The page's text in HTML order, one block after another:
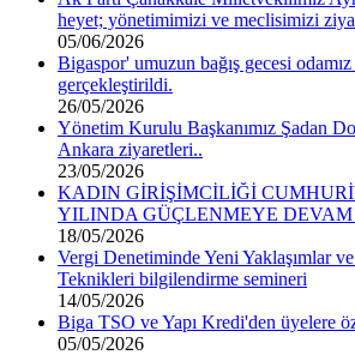
heyet; yönetimimizi ve meclisimizi
05/06/2026
Bigaspor' umuzun bağış gecesi
gerçekleştirildi.
26/05/2026
Yönetim Kurulu Başkanımız Şadan
Ankara ziyaretleri..
23/05/2026
KADIN GİRİŞİMCİLİĞİ
YILINDA GÜÇLENMEYE
18/05/2026
Vergi Denetiminde Yeni Yaklaşımlar
Teknikleri bilgilendirme semineri
14/05/2026
Biga TSO ve Yapı Kredi'den üyelere
05/05/2026